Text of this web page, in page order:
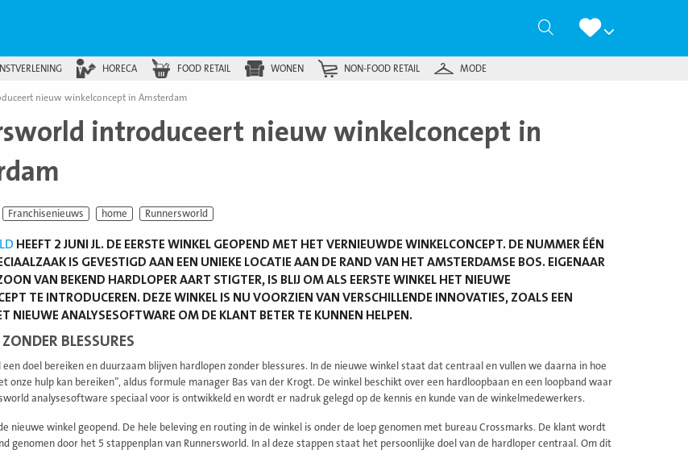
Zoeken
HORECA FOOD RETAIL WONEN NON-FOOD RETAIL MODE
nieuw winkelconcept in Amsterdam
introduceert nieuw winkelconcept in
Franchisenieuws home Runnersworld
HEEFT 2 JUNI JL. DE EERSTE WINKEL GEOPEND MET HET VERNIEUWDE WINKELCONCEPT. DE NUMMER ÉÉN
IS GEVESTIGD AAN EEN UNIEKE LOCATIE AAN DE RAND VAN HET AMSTERDAMSE BOS. EIGENAAR
VAN BEKEND HARDLOPER AART STIGTER, IS BLIJ OM ALS EERSTE WINKEL HET NIEUWE
TE INTRODUCEREN. DEZE WINKEL IS NU VOORZIEN VAN VERSCHILLENDE INNOVATIES, ZOALS EEN
NIEUWE ANALYSESOFTWARE OM DE KLANT BETER TE KUNNEN HELPEN.
BLESSURES
een doel bereiken en duurzaam blijven hardlopen zonder blessures. In de nieuwe winkel staat dat centraal en vullen we daarna in hoe
onze hulp kan bereiken”, aldus formule manager Bas van der Krogt. De winkel beschikt over een hardloopbaan en een loopband waar
analysesoftware speciaal voor is ontwikkeld en wordt er nadruk gelegd op de kennis en kunde van de winkelmedewerkers.
nieuwe winkel geopend. De hele beleving en routing in de winkel is onder de loep genomen met bureau Crossmarks. De klant wordt
genomen door het 5 stappenplan van Runnersworld. In al deze stappen staat het persoonlijke doel van de hardloper centraal. Om dit